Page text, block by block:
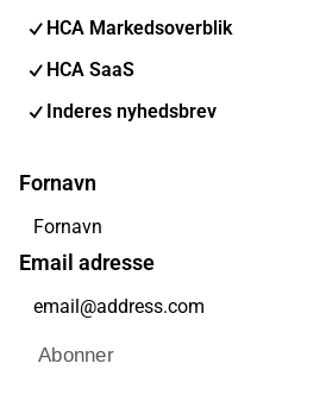
HCA Markedsoverblik
HCA SaaS
Inderes nyhedsbrev
Fornavn
Email adresse
Abonner